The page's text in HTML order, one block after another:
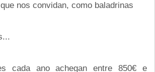
nos convidan, como baladrinas
cada ano achegan entre 850€ e